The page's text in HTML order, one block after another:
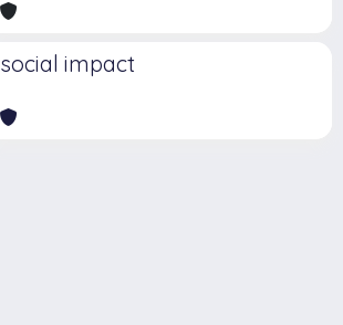
social impact